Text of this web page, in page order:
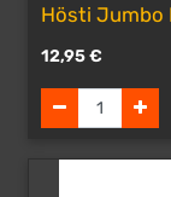
Hösti Jumbo
12,95€